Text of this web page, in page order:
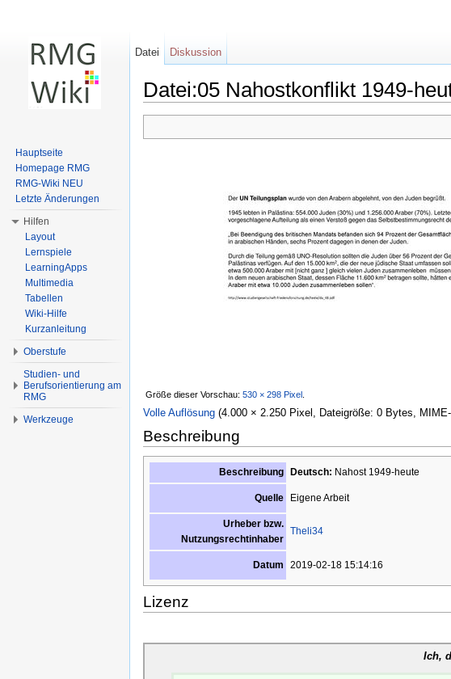
Datei:05 Nahostkonflikt 1949-
Größe dieser Vorschau: 530 × 298 Pixel
Volle Auflösung (4.000 × 2.250 Pixel, Dateigröße: 0 Bytes,
Beschreibung
Beschreibung Deutsch: Nahost 1949-heute
Quelle Eigene Arbeit
Urheber bzw.
Nutzungsrechtinhaber
Theli34
Datum 2019-02-18 15:14:16
Lizenz
Ich,
Datei Diskussion
Hauptseite
Homepage RMG
RMG-Wiki NEU
Letzte Änderungen
Hilfen
Layout
Lernspiele
LearningApps
Multimedia
Tabellen
Wiki-Hilfe
Kurzanleitung
Oberstufe
Studien- und
Berufsorientierung am
RMG
Werkzeuge